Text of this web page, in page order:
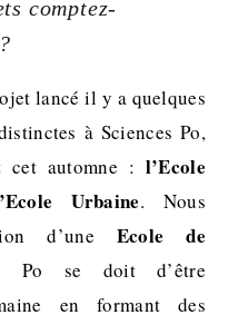
comptez-
lancé il y a quelques
à Sciences Po,
cet automne : l’Ecole
Urbaine. Nous
d’une Ecole de
Po se doit d’être
en formant des